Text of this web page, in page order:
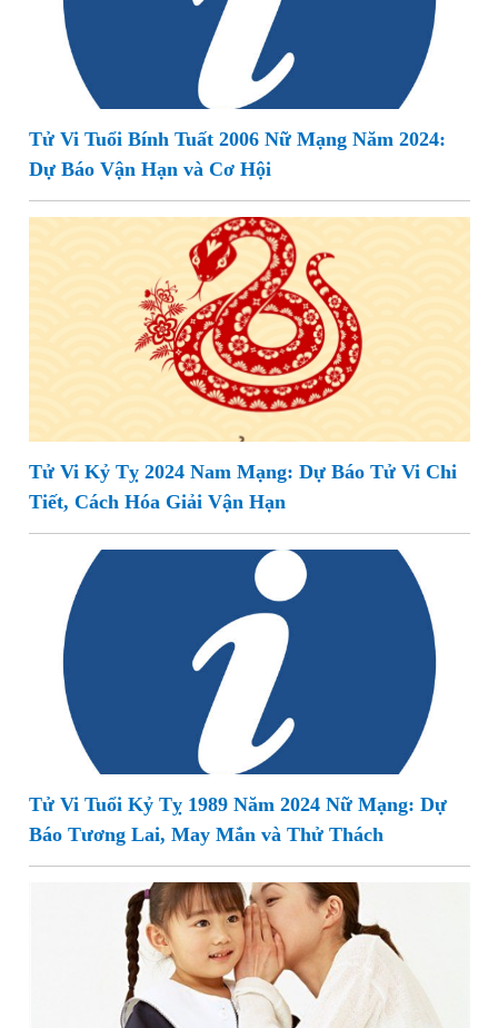
Tử Vi Tuổi Bính Tuất 2006 Nữ Mạng Năm 2024:
Dự Báo Vận Hạn và Cơ Hội
Tử Vi Kỷ Tỵ 2024 Nam Mạng: Dự Báo Tử Vi Chi
Tiết, Cách Hóa Giải Vận Hạn
Tử Vi Tuổi Kỷ Tỵ 1989 Năm 2024 Nữ Mạng: Dự
Báo Tương Lai, May Mắn và Thử Thách